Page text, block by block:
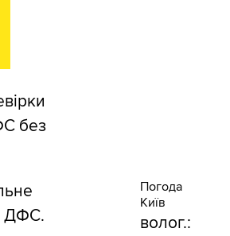
без
ДФС.
Погода
Київ
волог.: